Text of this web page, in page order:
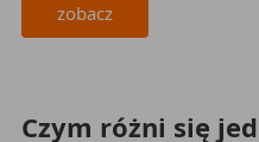
zobacz
2023-11-28
Czym różni się